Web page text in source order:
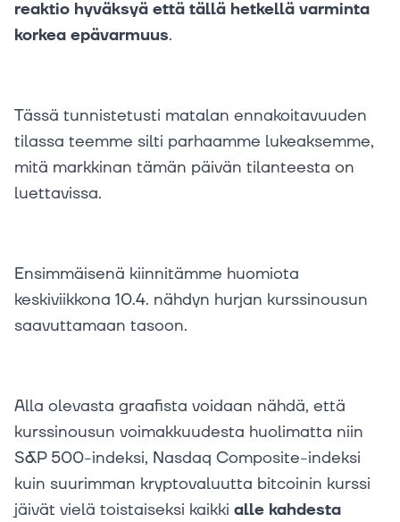
reaktio hyväksyä että tällä hetkellä varminta
korkea epävarmuus.
Tässä tunnistetusti matalan ennakoitavuuden
tilassa teemme silti parhaamme lukeaksemme,
mitä markkinan tämän päivän tilanteesta on
luettavissa.
Ensimmäisenä kiinnitämme huomiota
keskiviikkona 10.4. nähdyn hurjan kurssinousun
saavuttamaan tasoon.
Alla olevasta graafista voidaan nähdä, että
kurssinousun voimakkuudesta huolimatta niin
S&P 500-indeksi, Nasdaq Composite-indeksi
kuin suurimman kryptovaluutta bitcoinin kurssi
jäivät vielä toistaiseksi kaikki alle kahdesta